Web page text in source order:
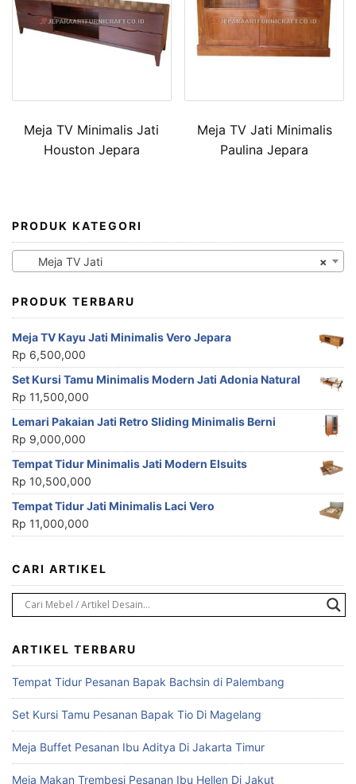
Meja TV Minimalis Jati
Houston Jepara
Meja TV Jati Minimalis
Paulina Jepara
PRODUK KATEGORI
×
Meja TV Jati
PRODUK TERBARU
Meja TV Kayu Jati Minimalis Vero Jepara
Rp 6,500,000
Set Kursi Tamu Minimalis Modern Jati Adonia Natural
Rp 11,500,000
Lemari Pakaian Jati Retro Sliding Minimalis Berni
Rp 9,000,000
Tempat Tidur Minimalis Jati Modern Elsuits
Rp 10,500,000
Tempat Tidur Jati Minimalis Laci Vero
Rp 11,000,000
CARI ARTIKEL
ARTIKEL TERBARU
Tempat Tidur Pesanan Bapak Bachsin di Palembang
Set Kursi Tamu Pesanan Bapak Tio Di Magelang
Meja Buffet Pesanan Ibu Aditya Di Jakarta Timur
Meja Makan Trembesi Pesanan Ibu Hellen Di Jakut